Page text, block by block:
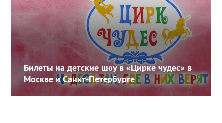
Билеты на детские шоу в «Цирке чудес» в
Москве и Санкт-Петербурге